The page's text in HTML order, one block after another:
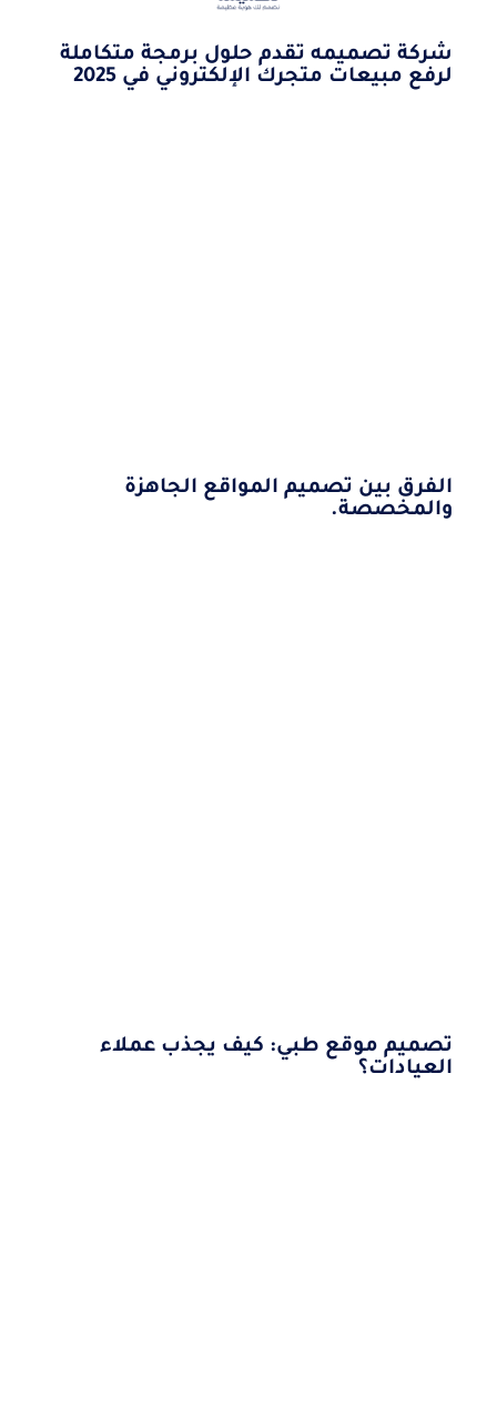
شركة تصميمه تقدم حلول برمجة متكاملة
لرفع مبيعات متجرك الإلكتروني في 2025
الفرق بين تصميم المواقع الجاهزة
والمخصصة.
تصميم موقع طبي: كيف يجذب عملاء
العيادات؟